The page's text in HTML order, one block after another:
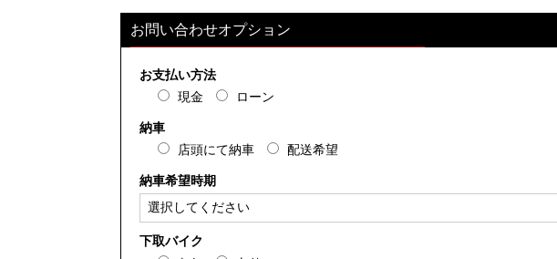
お問い合わせオプション
お支払い方法
現金
ローン
納車
店頭にて納車
配送希望
納車希望時期
下取バイク